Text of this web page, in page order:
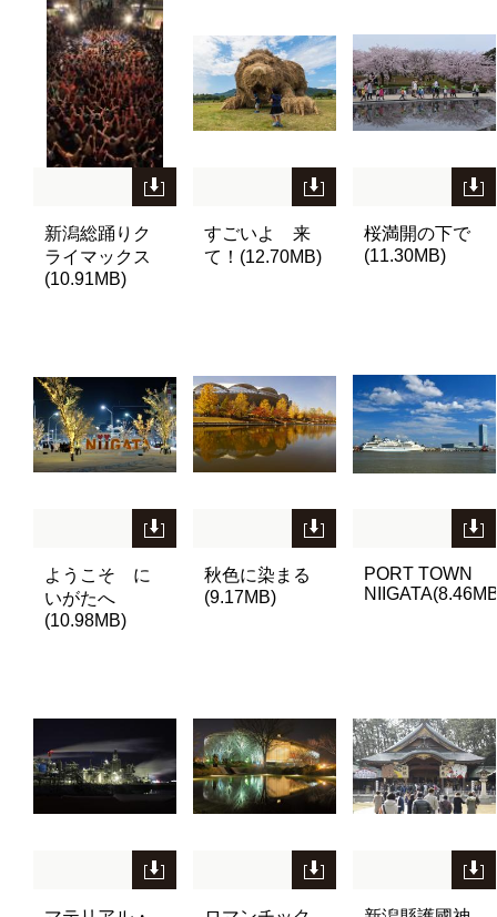
新潟総踊りク
ライマックス
(10.91MB)
すごいよ 来
て！(12.70MB)
桜満開の下で
(11.30MB)
ようこそ に
いがたへ
(10.98MB)
秋色に染まる
(9.17MB)
PORT TOWN